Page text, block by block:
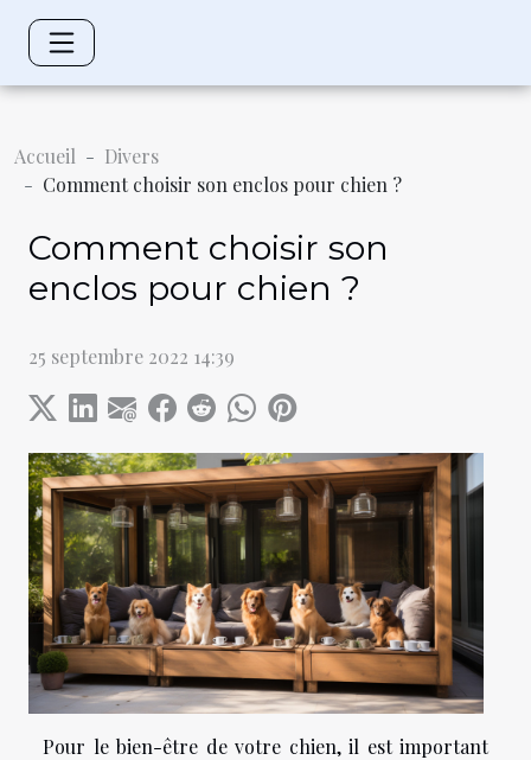
Accueil
Divers
Comment choisir son enclos pour chien ?
Comment choisir son
enclos pour chien ?
25 septembre 2022 14:39
Pour le bien-être de votre chien, il est important